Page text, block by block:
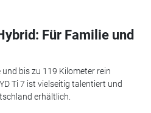
Für Familie und
bis zu 119 Kilometer rein
Ti 7 ist vielseitig talentiert und
erhältlich.